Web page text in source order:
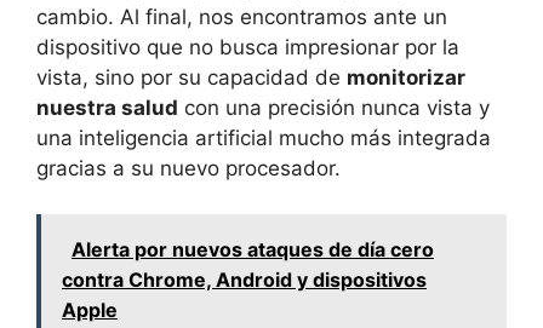
cambio. Al final, nos encontramos ante un
dispositivo que no busca impresionar por la
vista, sino por su capacidad de monitorizar
nuestra salud con una precisión nunca vista y
una inteligencia artificial mucho más integrada
gracias a su nuevo procesador.
Alerta por nuevos ataques de día cero
contra Chrome, Android y dispositivos
Apple